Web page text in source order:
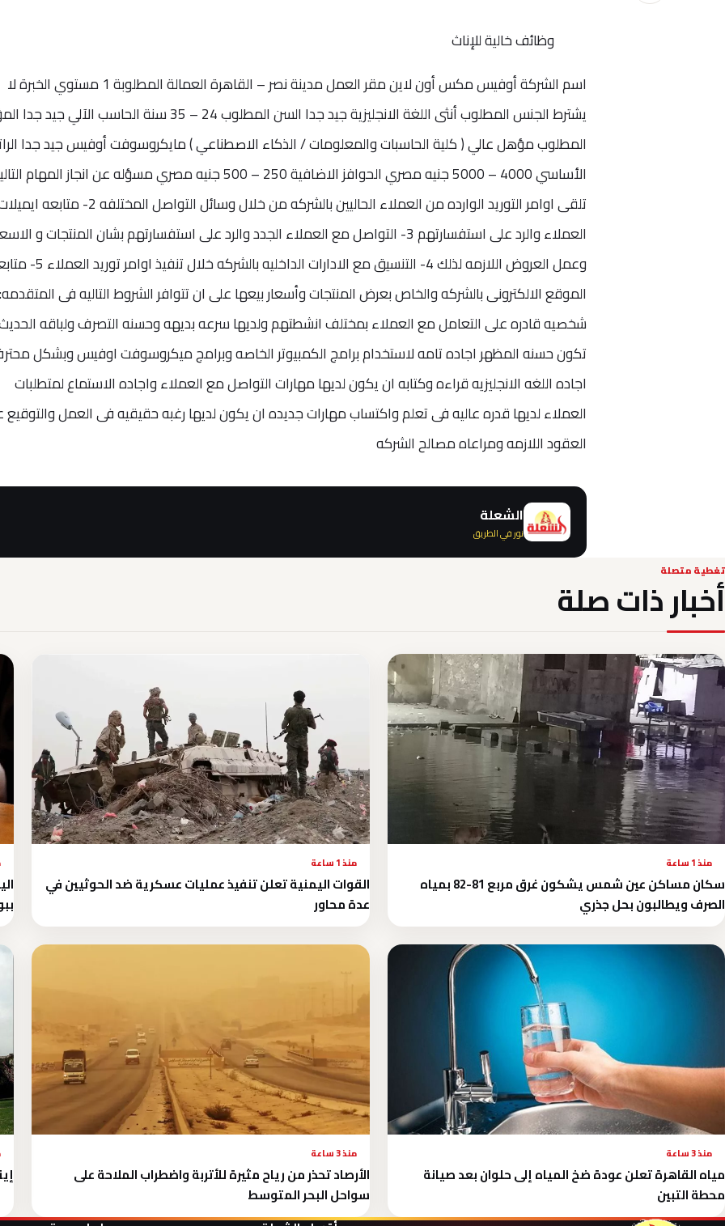
وظائف خالية للإناث
اسم الشركة أوفيس مكس أون لاين مقر العمل مدينة نصر – القاهرة العمالة المطلوبة 1 مستوي الخبرة لا
يشترط الجنس المطلوب أنثى اللغة الانجليزية جيد جدا السن المطلوب 24 – 35 سنة الحاسب
المطلوب مؤهل عالي ( كلية الحاسبات والمعلومات / الذكاء الاصطناعي ) مايكروسوفت أوفيس جيد جدا
تلقى اوامر التوريد الوارده من العملاء الحاليين بالشركه من خلال وسائل التواصل المختلفه 2-
العملاء والرد على استفسارتهم 3- التواصل مع العملاء الجدد والرد على استفسارتهم بشان المنتجات و
وعمل العروض اللازمه لذلك 4- التنسيق مع الادارات الداخليه بالشركه
الموقع الالكترونى بالشركه والخاص بعرض المنتجات وأسعار بيعها على ان تتوافر الشروط التاليه فى المتقدمه:
شخصيه قادره على التعامل مع العملاء بمختلف انشطتهم ولديها سرعه بديهه وحسنه التصرف ولباقه
تكون حسنه المظهر اجاده تامه لاستخدام برامج الكمبيوتر الخاصه وبرامج ميكروسوفت اوفيس وبشكل
اجاده اللغه الانجليزيه قراءه وكتابه ان يكون لديها مهارات التواصل مع العملاء واجاده الاستماع لمتطلبات
العملاء لديها قدره عاليه فى تعلم واكتساب مهارات جديده ان يكون لديها رغبه حقيقيه فى العمل
العقود اللازمه ومراعاه مصالح الشركه
الشعلة
نور في الطريق
تغطية متصلة
أخبار ذات صلة
منذ 1 ساعة
سكان مساكن عين شمس يشكون غرق مربع 81-82 بمياه
الصرف ويطالبون بحل جذري
منذ 1 ساعة
القوات اليمنية تعلن تنفيذ عمليات عسكرية ضد الحوثيين في
عدة محاور
منذ 3 ساعة
مياه القاهرة تعلن عودة ضخ المياه إلى حلوان بعد صيانة
محطة التبين
منذ 3 ساعة
الأرصاد تحذر من رياح مثيرة للأتربة واضطراب الملاحة على
سواحل البحر المتوسط